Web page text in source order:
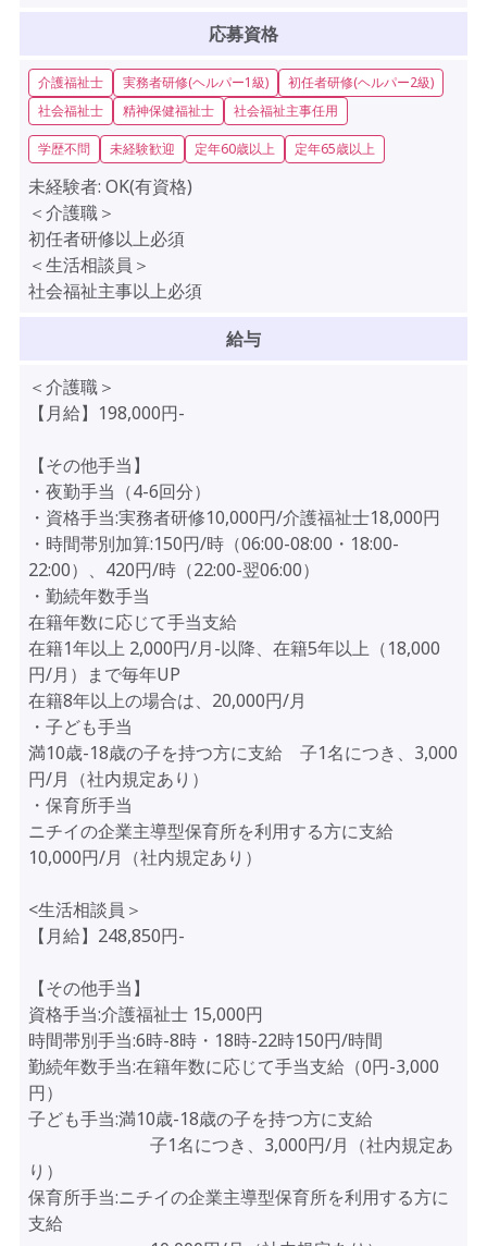
応募資格
介護福祉士 実務者研修(ヘルパー1級)
初任者研修(ヘルパー2級)
社会福祉士
精神保健福祉士 社会福祉主事任用
学歴不問 未経験歓迎 定年60歳以上 定年65歳以上
未経験者: OK(有資格)
＜介護職＞
初任者研修以上必須
＜生活相談員＞
社会福祉主事以上必須
給与
＜介護職＞
【月給】198,000円-
【その他手当】
・夜勤手当（4-6回分）
・資格手当:実務者研修10,000円/介護福祉士18,000円
・時間帯別加算:150円/時（06:00-08:00・18:00-
22:00）、420円/時（22:00-翌06:00）
・勤続年数手当
在籍年数に応じて手当支給
在籍1年以上 2,000円/月-以降、在籍5年以上（18,000
円/月）まで毎年UP
在籍8年以上の場合は、20,000円/月
・子ども手当
満10歳-18歳の子を持つ方に支給 子1名につき、3,000
円/月（社内規定あり）
・保育所手当
ニチイの企業主導型保育所を利用する方に支給
10,000円/月（社内規定あり）
<生活相談員＞
【月給】248,850円-
【その他手当】
資格手当:介護福祉士 15,000円
時間帯別手当:6時-8時・18時-22時150円/時間
勤続年数手当:在籍年数に応じて手当支給（0円-3,000
円）
子ども手当:満10歳-18歳の子を持つ方に支給
子1名につき、3,000円/月（社内規定あ
り）
保育所手当:ニチイの企業主導型保育所を利用する方に
支給